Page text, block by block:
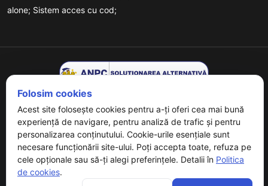
alone; Sistem acces cu cod;
Copyrights © 2026 URMET - Powered ByDigital Agency . All
Rights Reserved.
Folosim cookies
Acest site folosește cookies pentru a-ți oferi cea mai bună
experiență de navigare, pentru analiză de trafic și pentru
personalizarea conținutului. Cookie-urile esențiale sunt
necesare funcționării site-ului. Poți accepta toate, refuza pe
cele opționale sau să-ți alegi preferințele. Detalii în Politica
de cookies.